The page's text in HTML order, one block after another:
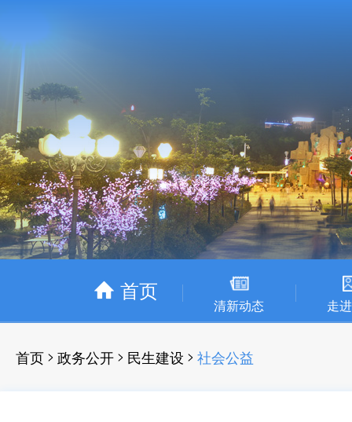
首页
清新动态 走
首页 > 政务公开 > 民生建设 > 社会公益